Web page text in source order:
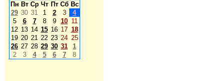
Пн Вт Ср Чт Пт Сб Вс
29 30 31 1 2 3
4
5
6 7 8 9 10 11
12 13 14 15 16 17 18
19 20 21 22 23 24 25
26 27 28 29 30 31
1
2
3 4 5 6 7 8